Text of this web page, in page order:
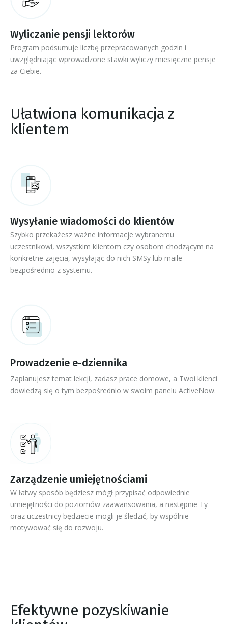
Wyliczanie pensji lektorów
Program podsumuje liczbę przepracowanych godzin i
uwzględniając wprowadzone stawki wyliczy miesięczne pensje
za Ciebie.
Ułatwiona komunikacja z
klientem
Wysyłanie wiadomości do klientów
Szybko przekażesz ważne informacje wybranemu
uczestnikowi, wszystkim klientom czy osobom chodzącym na
konkretne zajęcia, wysyłając do nich SMSy lub maile
bezpośrednio z systemu.
Prowadzenie e-dziennika
Zaplanujesz temat lekcji, zadasz prace domowe, a Twoi klienci
dowiedzą się o tym bezpośrednio w swoim panelu ActiveNow.
Zarządzenie umiejętnościami
W łatwy sposób będziesz mógł przypisać odpowiednie
umiejętności do poziomów zaawansowania, a następnie Ty
oraz uczestnicy będziecie mogli je śledzić, by wspólnie
motywować się do rozwoju.
Efektywne pozyskiwanie